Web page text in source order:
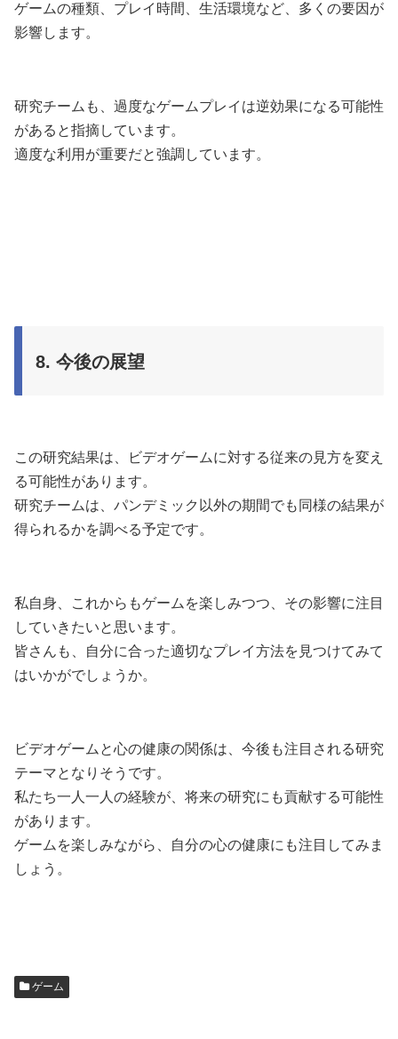
ゲームの種類、プレイ時間、生活環境など、多くの要因が
影響します。
研究チームも、過度なゲームプレイは逆効果になる可能性
があると指摘しています。
適度な利用が重要だと強調しています。
8. 今後の展望
この研究結果は、ビデオゲームに対する従来の見方を変え
る可能性があります。
研究チームは、パンデミック以外の期間でも同様の結果が
得られるかを調べる予定です。
私自身、これからもゲームを楽しみつつ、その影響に注目
していきたいと思います。
皆さんも、自分に合った適切なプレイ方法を見つけてみて
はいかがでしょうか。
ビデオゲームと心の健康の関係は、今後も注目される研究
テーマとなりそうです。
私たち一人一人の経験が、将来の研究にも貢献する可能性
があります。
ゲームを楽しみながら、自分の心の健康にも注目してみま
しょう。
ゲーム